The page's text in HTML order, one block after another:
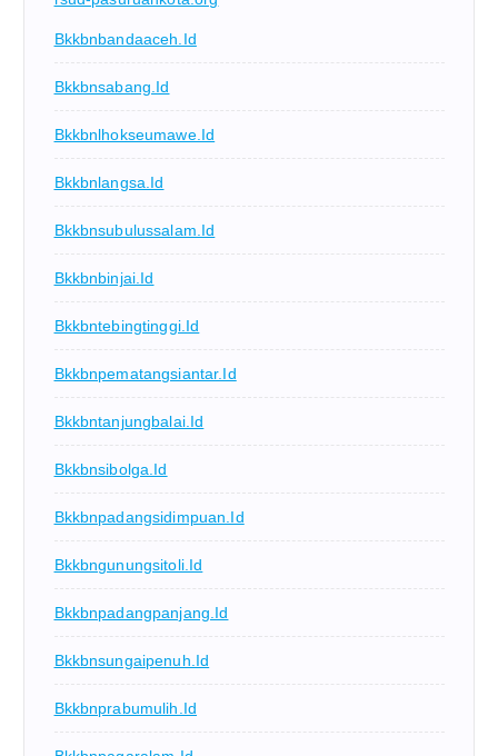
Bkkbnbandaaceh.id
Bkkbnsabang.id
Bkkbnlhokseumawe.id
Bkkbnlangsa.id
Bkkbnsubulussalam.id
Bkkbnbinjai.id
Bkkbntebingtinggi.id
Bkkbnpematangsiantar.id
Bkkbntanjungbalai.id
Bkkbnsibolga.id
Bkkbnpadangsidimpuan.id
Bkkbngunungsitoli.id
Bkkbnpadangpanjang.id
Bkkbnsungaipenuh.id
Bkkbnprabumulih.id